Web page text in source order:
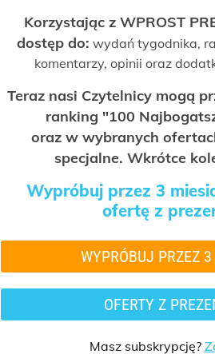
Korzystając z WPROST
dostęp do: wydań tygodnika,
komentarzy, opinii oraz
Teraz nasi Czytelnicy mogą
ranking "100
oraz w wybranych
specjalne. Wkrótce
Wypróbuj przez 3
ofertę z
WYPRÓBUJ PRZEZ
OFERTY Z
Masz subskrypcję?